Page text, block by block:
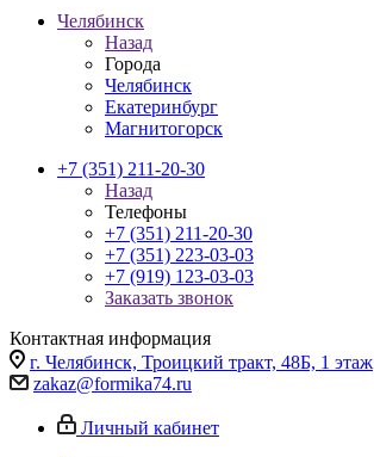
Челябинск
Назад
Города
Челябинск
Екатеринбург
Магнитогорск
+7 (351) 211-20-30
Назад
Телефоны
+7 (351) 211-20-30
+7 (351) 223-03-03
+7 (919) 123-03-03
Заказать звонок
Контактная информация
г. Челябинск, Троицкий тракт, 48Б, 1 этаж
zakaz@formika74.ru
Личный кабинет